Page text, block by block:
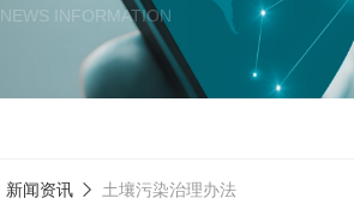
NEWS INFORMATION
新闻资讯 土壤污染治理办法